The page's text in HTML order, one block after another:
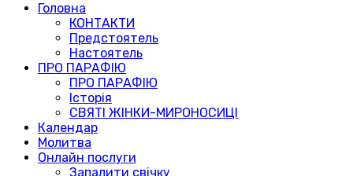
Головна
КОНТАКТИ
Предстоятель
Настоятель
ПРО ПАРАФІЮ
ПРО ПАРАФІЮ
Історія
СВЯТІ ЖІНКИ-МИРОНОСИЦІ
Календар
Молитва
Онлайн послуги
Запалити свічку